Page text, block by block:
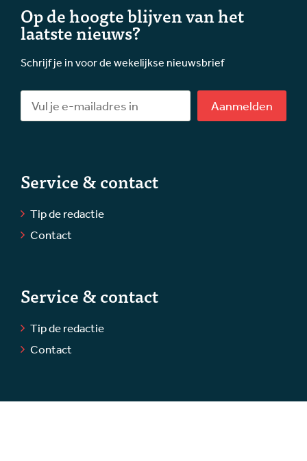
Op de hoogte blijven van het
laatste nieuws?
Schrijf je in voor de wekelijkse nieuwsbrief
Aanmelden
Service & contact
Tip de redactie
Contact
Service & contact
Tip de redactie
Contact